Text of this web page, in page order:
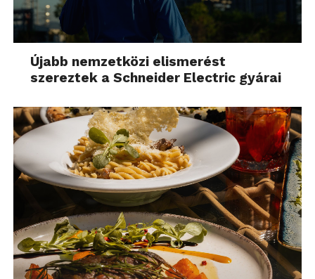
Újabb nemzetközi elismerést
szereztek a Schneider Electric gyárai